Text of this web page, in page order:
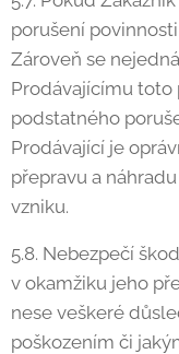
porušení
Zároveň se
Prodávajícímu toto
podstatného
Prodávající je
přepravu a
vzniku.
5.8. Nebezpečí
v okamžiku jeho
nese veškeré
poškozením či